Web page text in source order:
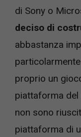
di Sony o
deciso di
abbastanza
proprio un
piattaforma
non sono
piattaforma di